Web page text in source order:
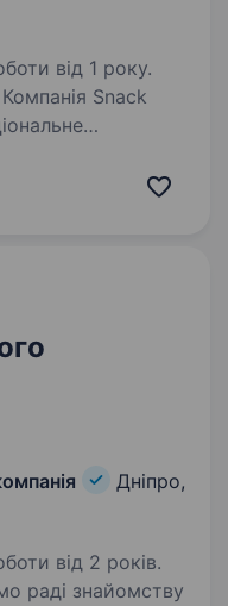
від 1 року.
Сан Санич, Big
Дніпро,
від 2 років.